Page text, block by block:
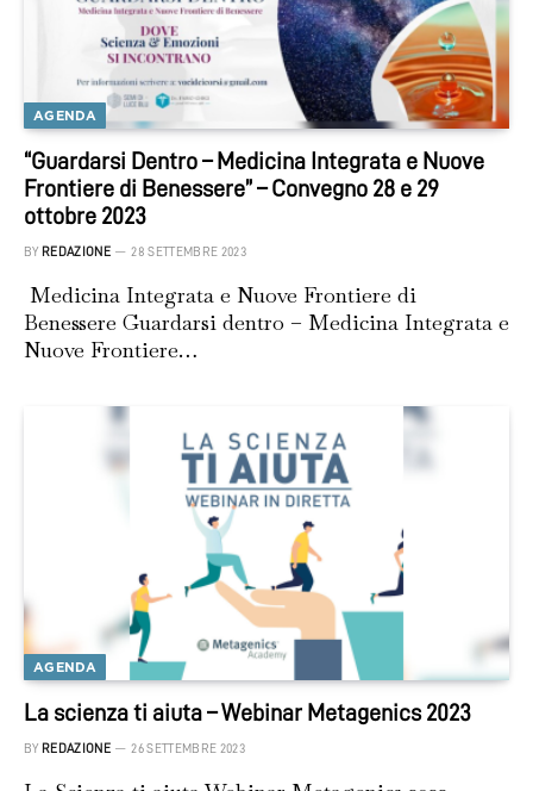
AGENDA
“Guardarsi Dentro – Medicina Integrata e Nuove
Frontiere di Benessere” – Convegno 28 e 29
ottobre 2023
BY REDAZIONE 28 SETTEMBRE 2023
Medicina Integrata e Nuove Frontiere di
Benessere Guardarsi dentro – Medicina Integrata e
Nuove Frontiere…
AGENDA
La scienza ti aiuta – Webinar Metagenics 2023
BY REDAZIONE 26 SETTEMBRE 2023